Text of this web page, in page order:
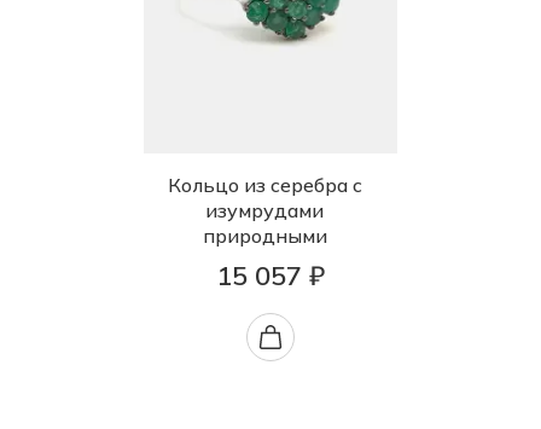
Кольцо из серебра с
изумрудами
природными
15 057 ₽